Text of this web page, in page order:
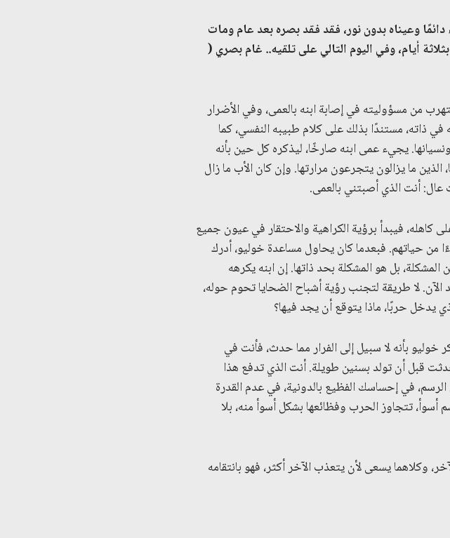
وعيناه بدون نور، فقد فقدبصره بعد عام ومات
أيام، وفي اليوم التالي على تلقيه.. غام بصري (
من مسؤوليته في إصابة ابنه بالعمى، وفي الأضرار
ذاته، مستندًا بذلك على كلام طبيبه النفسي، كما
يجيء عمى ابنه صارخًا، ليذكره كل حين بأنه
ما يزالون يتجرعون مرارتها. وإن كان الأب ما زال
أنت الذي أصبتني بالعمى.
كاهله، فيبدأ برؤية الكراهية والاحتقار في عيون جميع
من حياتهم. فبعدما كان يحاول مساعدة خوليو، أدرك
بل هو المشكلة بحد ذاتها. إن ابنه يكرهه
الآن. لا طريقة لتجنب رؤية أشباح الضحايا تحوم حوله،
حربًا، ماذا يتوقع أن يجد فيها؟
بأنه لا سبيل إلى الفرار مما حدث، فأنت في
قبل أن تولد بسنين طويلة. أنت الذي تدفع هذا
في إحساسك الفظيع بالدونية، في عدم القدرة
تتجاوز الحرب وفظائعها بشكل أسوأ منه، بلا
وكلاهما يسعى لأن يتعذب الآخر أكثر، فهو بانتقامه